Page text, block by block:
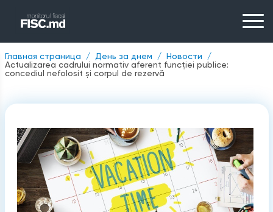
Главная страница День за днем
Новости
Actualizarea cadrului normativ aferent funcției publice:
concediul nefolosit și corpul de rezervă